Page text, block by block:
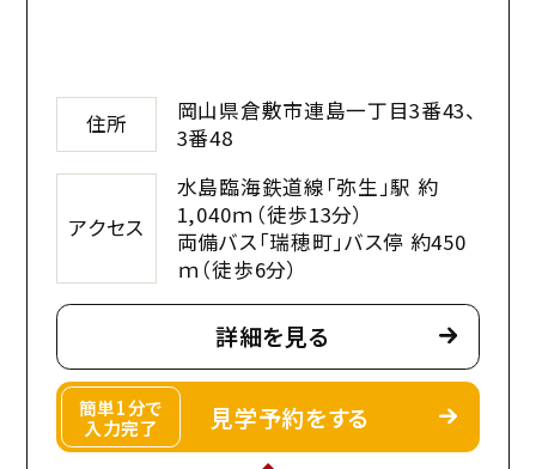
住所
岡山県倉敷市連島一丁目3番43、
3番48
アクセス
水島臨海鉄道線「弥生」駅 約
1,040ｍ（徒歩13分）
両備バス「瑞穂町」バス停 約450
ｍ（徒歩6分）
詳細を見る
簡単1分で
入力完了
見学予約をする